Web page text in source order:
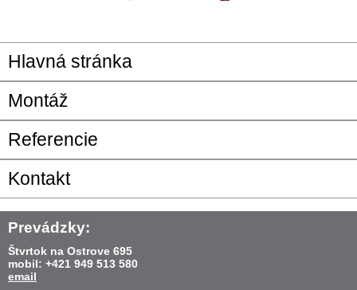
Hlavná stránka
Montáž
Referencie
Kontakt
Prevádzky:
Štvrtok na Ostrove 695
mobil: +421 949 513 580
email